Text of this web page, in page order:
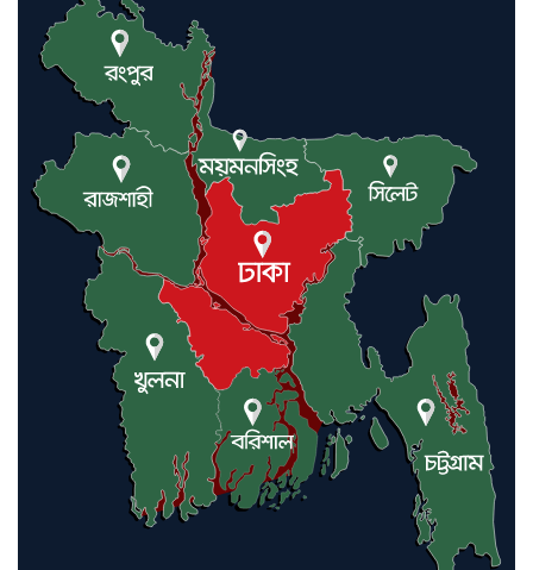
গলিত মরদেহ উদ্ধার
লন্ডনে আদমপুর ইউনাইটেড কলেজ
বাস্তবায়ন নিয়ে আলোচনা সভা
আন্তর্জাতিক মানবাধিকার সম্মেলনে
বিশেষ সম্মাননা পেলেন ফারুক খাঁন,
শ্রীমঙ্গলে সংবর্ধনা